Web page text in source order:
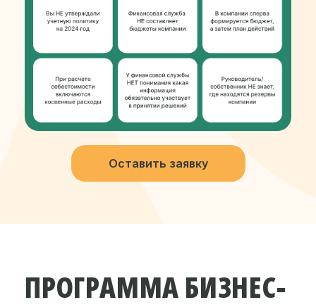
Оставить заявку
ПРОГРАММА БИЗНЕС-